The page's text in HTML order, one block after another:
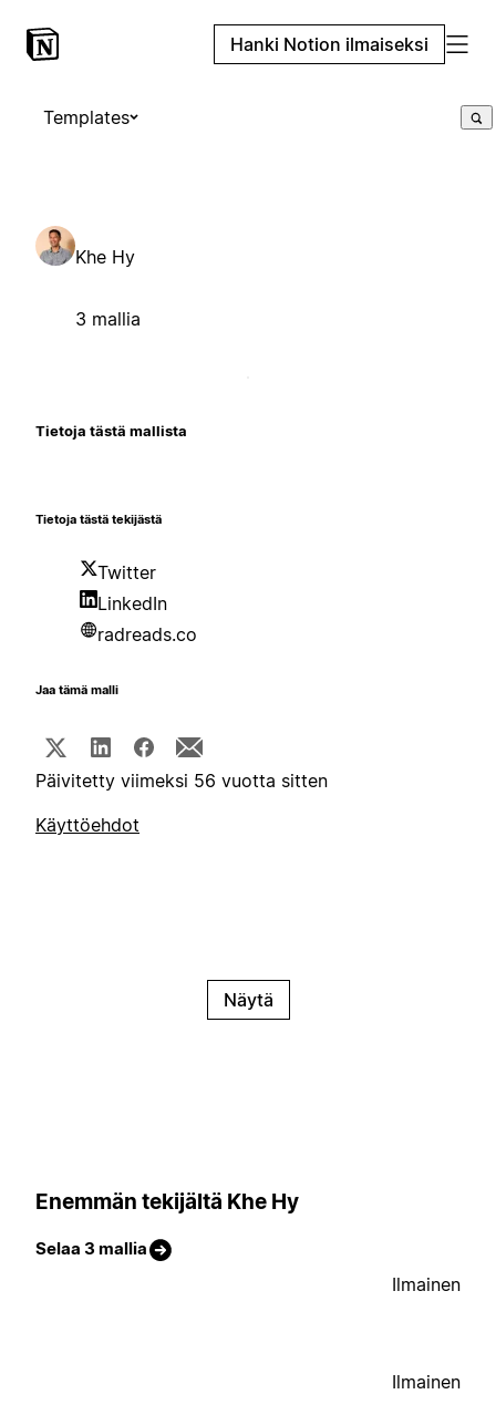
Hanki Notion ilmaiseksi
Templates
Khe Hy
3 mallia
Tietoja tästä mallista
Tietoja tästä tekijästä
Twitter
LinkedIn
radreads.co
Jaa tämä malli
Päivitetty viimeksi 56 vuotta sitten
Käyttöehdot
Näytä
Enemmän tekijältä Khe Hy
Selaa 3 mallia
Ilmainen
Ilmainen